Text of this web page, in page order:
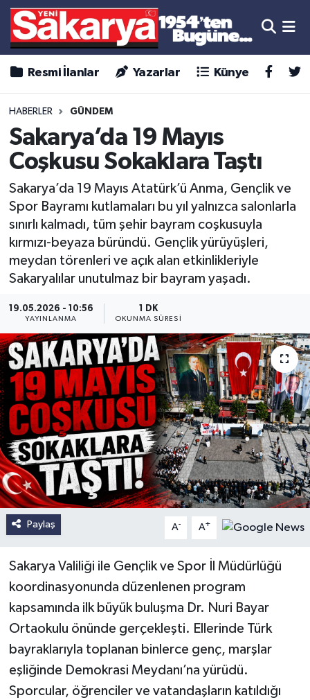
Resmi İlanlar Yazarlar Künye
HABERLER GÜNDEM
Sakarya’da 19 Mayıs
Coşkusu Sokaklara Taştı
Sakarya’da 19 Mayıs Atatürk’ü Anma, Gençlik ve
Spor Bayramı kutlamaları bu yıl yalnızca salonlarla
sınırlı kalmadı, tüm şehir bayram coşkusuyla
kırmızı-beyaza büründü. Gençlik yürüyüşleri,
meydan törenleri ve açık alan etkinlikleriyle
Sakaryalılar unutulmaz bir bayram yaşadı.
19.05.2026 - 10:56
YAYINLANMA
1 DK
OKUNMA SÜRESI
Paylaş A- A+
Sakarya Valiliği ile Gençlik ve Spor İl Müdürlüğü
koordinasyonunda düzenlenen program
kapsamında ilk büyük buluşma Dr. Nuri Bayar
Ortaokulu önünde gerçekleşti. Ellerinde Türk
bayraklarıyla toplanan binlerce genç, marşlar
eşliğinde Demokrasi Meydanı’na yürüdü.
Sporcular, öğrenciler ve vatandaşların katıldığı